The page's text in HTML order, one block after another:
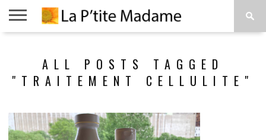
VIVRE
PROPOSALL POSTS TAGGED
"TRAITEMENT CELLULITE"